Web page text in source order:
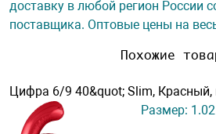
доставку в любой регион России
поставщика. Оптовые цены на
Похожие
Цифра 6/9 40&quot; Slim, Красный,
Размер: